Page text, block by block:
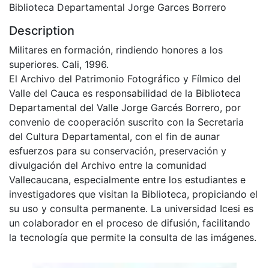
Biblioteca Departamental Jorge Garces Borrero
Description
Militares en formación, rindiendo honores a los
superiores. Cali, 1996.
El Archivo del Patrimonio Fotográfico y Fílmico del
Valle del Cauca es responsabilidad de la Biblioteca
Departamental del Valle Jorge Garcés Borrero, por
convenio de cooperación suscrito con la Secretaria
del Cultura Departamental, con el fin de aunar
esfuerzos para su conservación, preservación y
divulgación del Archivo entre la comunidad
Vallecaucana, especialmente entre los estudiantes e
investigadores que visitan la Biblioteca, propiciando el
su uso y consulta permanente. La universidad Icesi es
un colaborador en el proceso de difusión, facilitando
la tecnología que permite la consulta de las imágenes.